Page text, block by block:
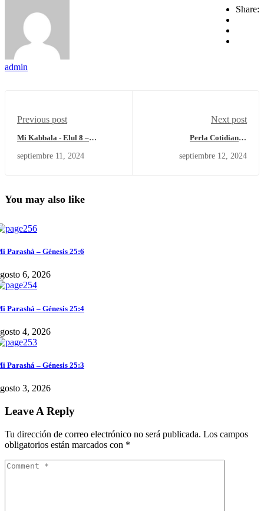
Share:
admin
Previous post
Mi Kabbala - Elul 8 –
2024
septiembre 11, 2024
Next post
Perla Cotidiana -
septiembre 12, 2024
You may also like
Parashà – Génesis 25:6
6, 2026
Parashá – Génesis 25:4
4, 2026
Parashá – Génesis 25:3
3, 2026
Leave A Reply
Tu dirección de correo electrónico no será publicada. Los campos
obligatorios están marcados con *